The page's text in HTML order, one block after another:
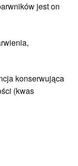
jest on
konserwująca
(kwas